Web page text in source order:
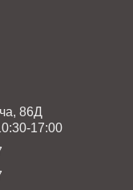
86Д
17:00